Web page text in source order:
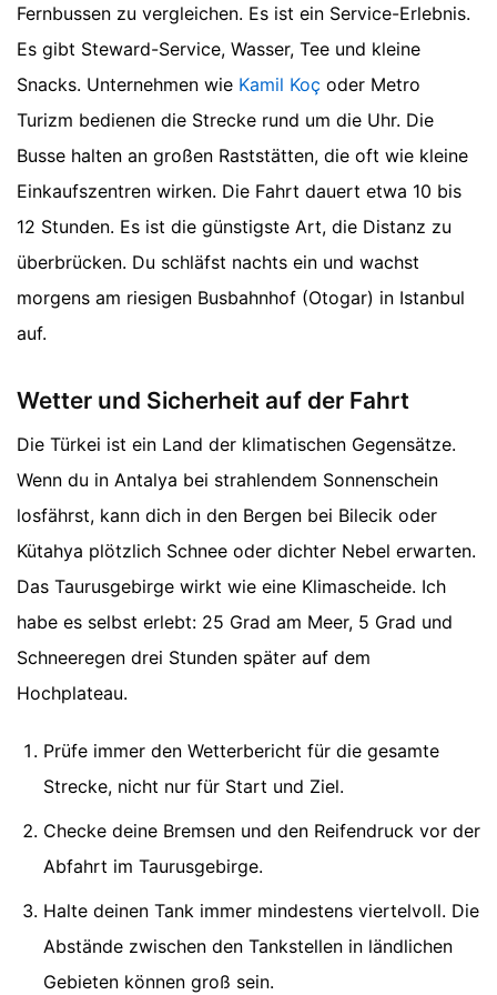
Fernbussen zu vergleichen. Es ist ein Service-Erlebnis.
Es gibt Steward-Service, Wasser, Tee und kleine
Snacks. Unternehmen wie Kamil Koç oder Metro
Turizm bedienen die Strecke rund um die Uhr. Die
Busse halten an großen Raststätten, die oft wie kleine
Einkaufszentren wirken. Die Fahrt dauert etwa 10 bis
12 Stunden. Es ist die günstigste Art, die Distanz zu
überbrücken. Du schläfst nachts ein und wachst
morgens am riesigen Busbahnhof (Otogar) in Istanbul
auf.
Wetter und Sicherheit auf der Fahrt
Die Türkei ist ein Land der klimatischen Gegensätze.
Wenn du in Antalya bei strahlendem Sonnenschein
losfährst, kann dich in den Bergen bei Bilecik oder
Kütahya plötzlich Schnee oder dichter Nebel erwarten.
Das Taurusgebirge wirkt wie eine Klimascheide. Ich
habe es selbst erlebt: 25 Grad am Meer, 5 Grad und
Schneeregen drei Stunden später auf dem
Hochplateau.
Prüfe immer den Wetterbericht für die gesamte
Strecke, nicht nur für Start und Ziel.
Checke deine Bremsen und den Reifendruck vor der
Abfahrt im Taurusgebirge.
Halte deinen Tank immer mindestens viertelvoll. Die
Abstände zwischen den Tankstellen in ländlichen
Gebieten können groß sein.